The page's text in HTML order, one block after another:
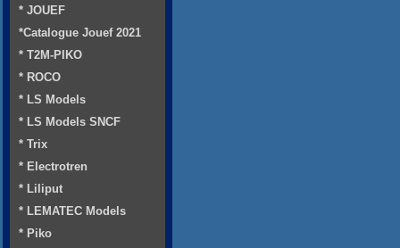
* JOUEF
*Catalogue Jouef 2021
* T2M-PIKO
* ROCO
* LS Models
* LS Models SNCF
* Trix
* Electrotren
* Liliput
* LEMATEC Models
* Piko